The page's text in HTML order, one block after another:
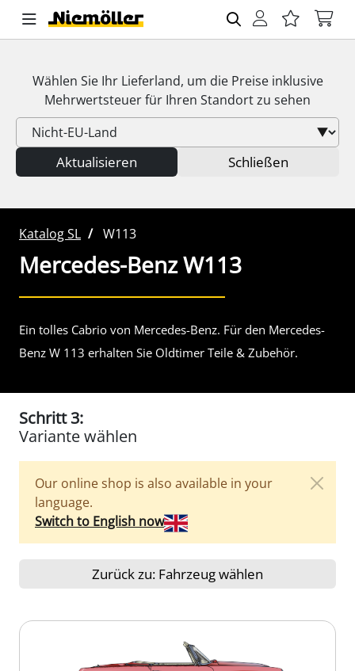
Wählen Sie Ihr Lieferland, um die Preise inklusive
Mehrwertsteuerfür Ihren Standort zu sehen
Aktualisieren Schließen
Katalog SL W113
Mercedes-BenzW113
Ein tolles Cabrio von Mercedes-Benz. Für den Mercedes-
Benz W 113 erhalten Sie Oldtimer Teile & Zubehör.
Schritt 3:
Variante wählen
Our online shop is also available in your
language.
Switch to English now
Zurück zu: Fahrzeug wählen